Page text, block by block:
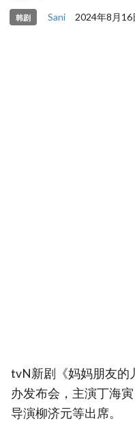
韩剧 Sani 2024年8月16
tvN新剧《妈妈朋友的
办发布会，主演丁海
导演柳济元等出席。